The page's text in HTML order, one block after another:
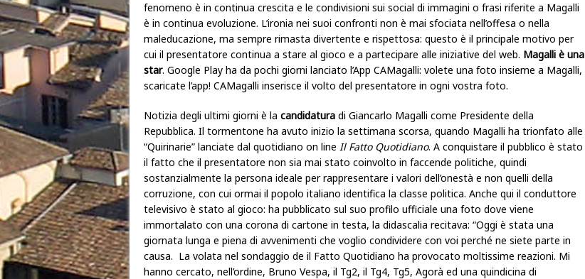
fenomeno è in continua crescita e le condivisioni sui social di immagini o frasi riferite a Magalli
è in continua evoluzione. L’ironia nei suoi confronti non è mai sfociata nell’offesa o nella
maleducazione, ma sempre rimasta divertente e rispettosa: questo è il principale motivo per
cui il presentatore continua a stare al gioco e a partecipare alle iniziative del web. Magalli è una
star. Google Play ha da pochi giorni lanciato l’App CAMagalli: volete una foto insieme a Magalli,
scaricate l’app! CAMagalli inserisce il volto del presentatore in ogni vostra foto.
Notizia degli ultimi giorni è la candidatura di Giancarlo Magalli come Presidente della
Repubblica. Il tormentone ha avuto inizio la settimana scorsa, quando Magalli ha trionfato alle
“Quirinarie” lanciate dal quotidiano on line Il Fatto Quotidiano. A conquistare il pubblico è stato
il fatto che il presentatore non sia mai stato coinvolto in faccende politiche, quindi
sostanzialmente la persona ideale per rappresentare i valori dell’onestà e non quelli della
corruzione, con cui ormai il popolo italiano identifica la classe politica. Anche qui il conduttore
televisivo è stato al gioco: ha pubblicato sul suo profilo ufficiale una foto dove viene
immortalato con una corona di cartone in testa, la didascalia recitava: “Oggi è stata una
giornata lunga e piena di avvenimenti che voglio condividere con voi perché ne siete parte in
causa. La volata nel sondaggio de il Fatto Quotidiano ha provocato moltissime reazioni. Mi
hanno cercato, nell’ordine, Bruno Vespa, il Tg2, il Tg4, Tg5, Agorà ed una quindicina di